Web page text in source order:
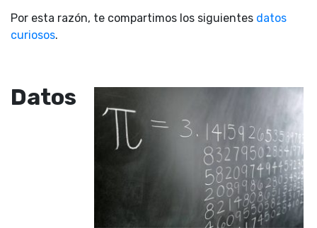
Por esta razón, te compartimos los siguientes datos
curiosos.
Datos